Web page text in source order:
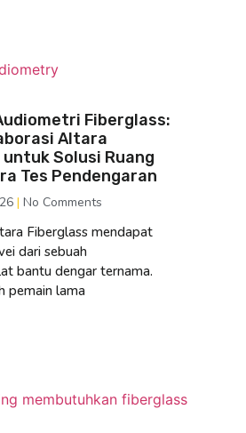
Fiberglass:
Altara
Solusi Ruang
Tes Pendengaran
No Comments
Fiberglass mendapat
dari sebuah
bantu dengar ternama.
pemain lama